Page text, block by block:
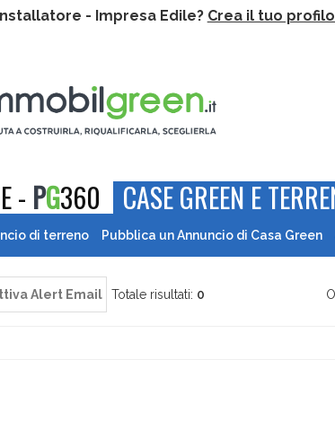
- Impresa Edile? Crea il tuo
- PG360 CASE GREEN E
di terreno Pubblica un Annuncio di Casa Green
Alert Email Totale risultati: 0